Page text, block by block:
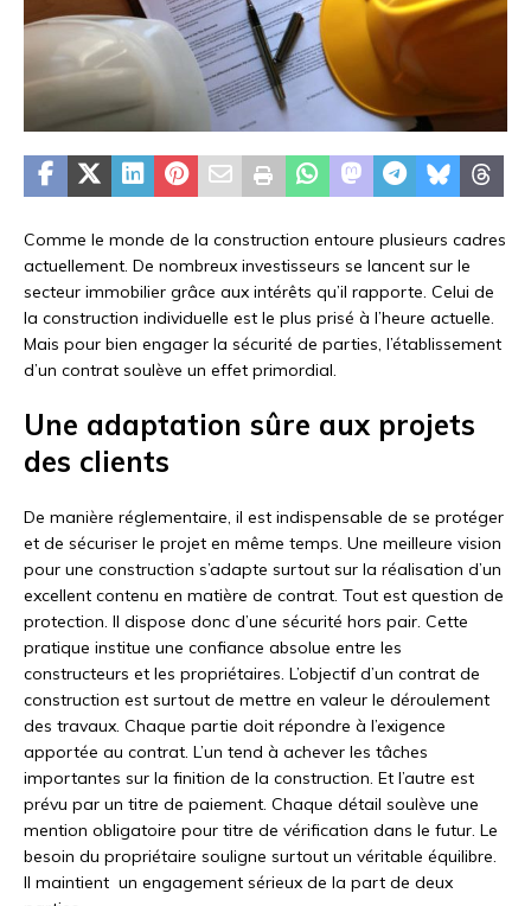
Comme le monde de la construction entoure plusieurs cadres
actuellement. De nombreux investisseurs se lancent sur le
secteur immobilier grâce aux intérêts qu’il rapporte. Celui de
la construction individuelle est le plus prisé à l’heure actuelle.
Mais pour bien engager la sécurité de parties, l’établissement
d’un contrat soulève un effet primordial.
Une adaptation sûre aux projets
des clients
De manière réglementaire, il est indispensable de se protéger
et de sécuriser le projet en même temps. Une meilleure vision
pour une construction s’adapte surtout sur la réalisation d’un
excellent contenu en matière de contrat. Tout est question de
protection. Il dispose donc d’une sécurité hors pair. Cette
pratique institue une confiance absolue entre les
constructeurs et les propriétaires. L’objectif d’un contrat de
construction est surtout de mettre en valeur le déroulement
des travaux. Chaque partie doit répondre à l’exigence
apportée au contrat. L’un tend à achever les tâches
importantes sur la finition de la construction. Et l’autre est
prévu par un titre de paiement. Chaque détail soulève une
mention obligatoire pour titre de vérification dans le futur. Le
besoin du propriétaire souligne surtout un véritable équilibre.
Il maintient un engagement sérieux de la part de deux